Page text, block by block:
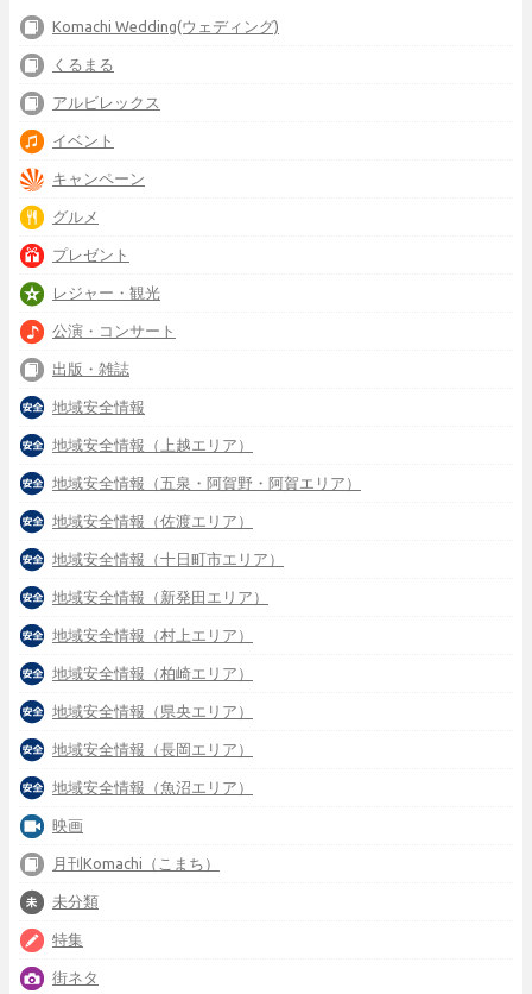
Komachi Wedding(ウェディング)
くるまる
アルビレックス
イベント
キャンペーン
グルメ
プレゼント
レジャー・観光
公演・コンサート
出版・雑誌
地域安全情報
地域安全情報（上越エリア）
地域安全情報（五泉・阿賀野・阿賀エリア）
地域安全情報（佐渡エリア）
地域安全情報（十日町市エリア）
地域安全情報（新発田エリア）
地域安全情報（村上エリア）
地域安全情報（柏崎エリア）
地域安全情報（県央エリア）
地域安全情報（長岡エリア）
地域安全情報（魚沼エリア）
映画
月刊Komachi（こまち）
未分類
特集
街ネタ